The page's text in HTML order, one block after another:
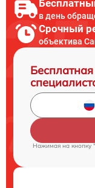
в день
Срочный
объектива
Нажимая на кнопку